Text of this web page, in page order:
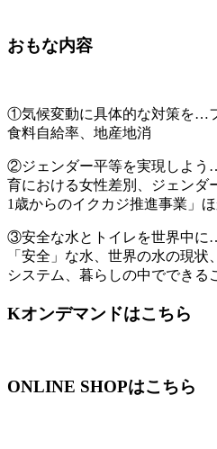
おもな内容
①気候変動に具体的な対策を…
食料自給率、地産地消
②ジェンダー平等を実現しよう
育における女性差別、ジェンダ
1歳からのイクカジ推進事業」
③安全な水とトイレを世界中に
「安全」な水、世界の水の現
システム、暮らしの中でできる
Kオンデマンドはこちら
ONLINE SHOPはこちら